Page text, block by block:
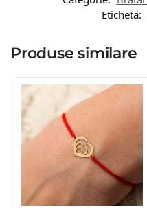
Etichetă:
Produse similare